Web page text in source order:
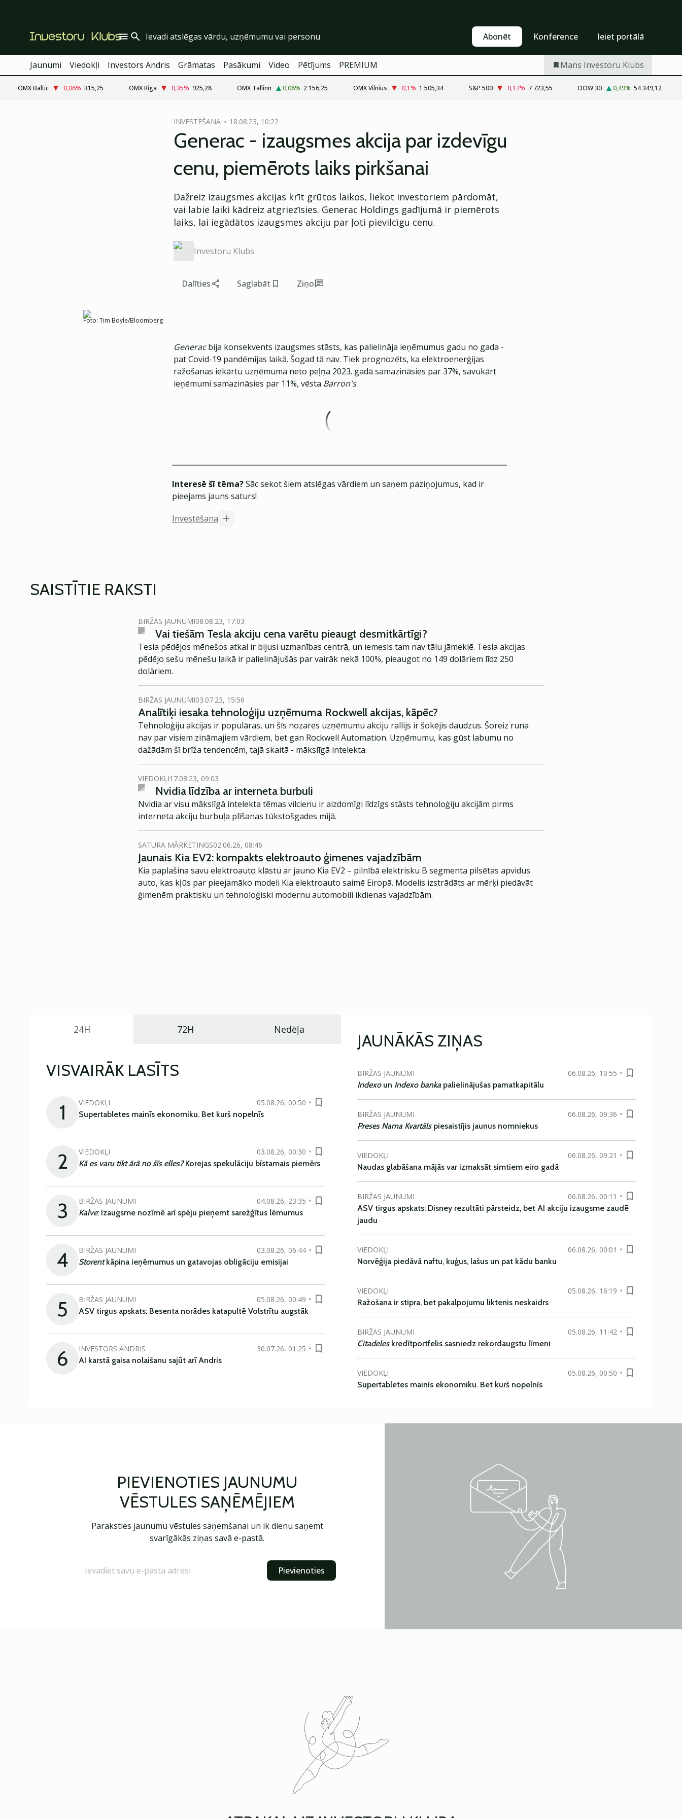
Abonēt Konference Ieiet portālā
Jaunumi Viedokļi Investors Andris Grāmatas Pasākumi Video Pētījums PREMIUM Mans Investoru Klubs
OMX Baltic −0,06% 315,25 OMX Riga −0,35% 925,28 OMX Tallinn 0,08% 2 156,25 OMX Vilnius −0,1% 1 505,34 S&P 500 −0,17% 7 723,55 DOW 30 0,49% 54 349,12
INVESTĒŠANA 18.08.23, 10:22
Generac - izaugsmes akcija par izdevīgu
cenu, piemērots laiks pirkšanai
Dažreiz izaugsmes akcijas krīt grūtos laikos, liekot investoriem pārdomāt,
vai labie laiki kādreiz atgriezīsies. Generac Holdings gadījumā ir piemērots
laiks, lai iegādātos izaugsmes akciju par ļoti pievilcīgu cenu.
Investoru Klubs
Dalīties Saglabāt Ziņo
Foto: Tim Boyle/Bloomberg
Generacbija konsekvents izaugsmes stāsts, kas palielināja ieņēmumus gadu no gada -
pat Covid-19 pandēmijas laikā. Šogad tā nav. Tiek prognozēts, ka elektroenerģijas
ražošanas iekārtu uzņēmuma neto peļņa 2023. gadā samazināsies par 37%, savukārt
ieņēmumi samazināsies par 11%, vēsta Barron's.
Interesē šī tēma?Sāc sekot šiem atslēgas vārdiem un saņem paziņojumus, kad ir
pieejams jauns saturs!
Investēšana
SAISTĪTIE RAKSTI
BIRŽAS JAUNUMI08.08.23, 17:03
Vai tiešām Tesla akciju cena varētu pieaugt desmitkārtīgi?
Tesla pēdējos mēnešos atkal ir bijusi uzmanības centrā, un iemesls tam nav tālu jāmeklē. Tesla akcijas
pēdējo sešu mēnešu laikā ir palielinājušās par vairāk nekā 100%, pieaugot no 149 dolāriem līdz 250
dolāriem.
BIRŽAS JAUNUMI03.07.23, 15:56
Analītiķi iesaka tehnoloģiju uzņēmuma Rockwell akcijas, kāpēc?
Tehnoloģiju akcijas ir populāras, un šīs nozares uzņēmumu akciju rallijs ir šokējis daudzus. Šoreiz runa
nav par visiem zināmajiem vārdiem, bet gan Rockwell Automation. Uzņēmumu, kas gūst labumu no
dažādām šī brīža tendencēm, tajā skaitā - mākslīgā intelekta.
VIEDOKĻI17.08.23, 09:03
Nvidia līdzība ar interneta burbuli
Nvidia ar visu mākslīgā intelekta tēmas vilcienu ir aizdomīgi līdzīgs stāsts tehnoloģiju akcijām pirms
interneta akciju burbuļa plīšanas tūkstošgades mijā.
SATURA MĀRKETINGS02.06.26, 08:46
Jaunais Kia EV2: kompakts elektroauto ģimenes vajadzībām
Kia paplašina savu elektroauto klāstu ar jauno Kia EV2 – pilnībā elektrisku B segmenta pilsētas apvidus
auto, kas kļūs par pieejamāko modeli Kia elektroauto saimē Eiropā. Modelis izstrādāts ar mērķi piedāvāt
ģimenēm praktisku un tehnoloģiski modernu automobili ikdienas vajadzībām.
24H 72H Nedēļa
VISVAIRĀK LASĪTS
1 VIEDOKĻI
05.08.26, 00:50
Supertabletes mainīs ekonomiku. Bet kurš nopelnīs
2 VIEDOKĻI
03.08.26, 00:30
Kā es varu tikt ārā no šīs elles?Korejas spekulāciju bīstamais piemērs
3 BIRŽAS JAUNUMI
04.08.26, 23:35
Kalve: Izaugsme nozīmē arī spēju pieņemt sarežģītus lēmumus
4 BIRŽAS JAUNUMI
03.08.26, 06:44
Storentkāpina ieņēmumus un gatavojas obligāciju emisijai
5 BIRŽAS JAUNUMI
05.08.26, 00:49
ASV tirgus apskats: Besenta norādes katapultē Volstrītu augstāk
6 INVESTORS ANDRIS
30.07.26, 01:25
AI karstā gaisa nolaišanu sajūt arī Andris
JAUNĀKĀS ZIŅAS
BIRŽAS JAUNUMI
06.08.26, 10:55
Indexoun Indexo banka palielinājušas pamatkapitālu
BIRŽAS JAUNUMI
06.08.26, 09:36
Preses Nama Kvartāls piesaistījis jaunus nomniekus
VIEDOKĻI
06.08.26, 09:21
Naudas glabāšana mājās var izmaksāt simtiem eiro gadā
BIRŽAS JAUNUMI
06.08.26, 00:11
ASV tirgus apskats: Disney rezultāti pārsteidz, bet AI akciju izaugsme zaudē
jaudu
VIEDOKĻI
06.08.26, 00:01
Norvēģija piedāvā naftu, kuģus, lašus un pat kādu banku
VIEDOKĻI
05.08.26, 16:19
Ražošana ir stipra, bet pakalpojumu liktenis neskaidrs
BIRŽAS JAUNUMI
05.08.26, 11:42
Citadeleskredītportfelis sasniedz rekordaugstu līmeni
VIEDOKĻI
05.08.26, 00:50
Supertabletes mainīs ekonomiku. Bet kurš nopelnīs
PIEVIENOTIES JAUNUMU
VĒSTULES SAŅĒMĒJIEM
Paraksties jaunumu vēstules saņemšanai un ik dienu saņemt
svarīgākās ziņas savā e-pastā.
Pievienoties